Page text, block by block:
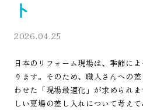
ト
2026.04.25
日本のリフォーム現場は、季節に
ります。そのため、職人さんへの
わせた「現場最適化」が求められ
しい夏場の差し入れについて考え